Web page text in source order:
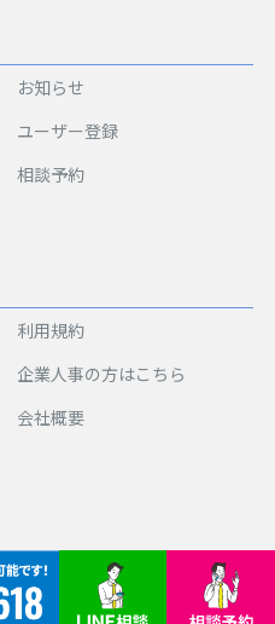
お知らせ
ユーザー登録
相談予約
利用規約
企業人事の方はこちら
会社概要
All Rights Reserved.